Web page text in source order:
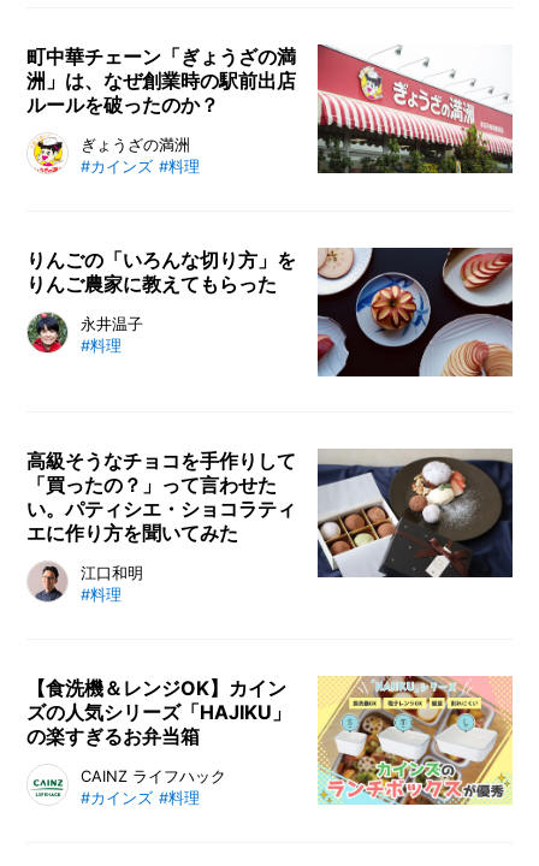
ただきました。焼肉店で食べる焼肉
は格別です。家庭でもそれに匹敵す
るような美味しい焼肉を焼くことが
できたら、うれしいですよね。さら
に、締めに食べたい「ガーリックラ
町中華チェーン「ぎょうざの満
洲」は、なぜ創業時の駅前出店
ルールを破ったのか？
テイクアウト餃子や玄米をミックス
したチャーハンが大人気、埼玉発の
にある本庄早稲田駅前店は、実は長
い歴史の中でも、“分岐点”となった
スゴい店だった…？
ぎょうざの満洲
#カインズ #料理
りんごの「いろんな切り方」を
りんご農家に教えてもらった
「くし形切り」「うさぎの飾り切
り」などの一般的なものから「薄切
説。大量のりんごを使った簡単レシ
ピや保存方法なども紹介します。
永井温子
#料理
高級そうなチョコを手作りして
「買ったの？」って言わせた
い。パティシエ・ショコラティ
エに作り方を聞いてみた
手作りチョコレートを作ってみませ
んか？簡単なのに高級に見えるチョ
フに教えてもらいました。トリュ
フ、ガトーショコラを手作りする時
のプロならではのコツ、さらにバレ
ンタインにチョコレートをプレゼン
トする際の高級感のあるラッピング
江口和明
#料理
【食洗機＆レンジOK】カイン
ズの人気シリーズ「HAJIKU」
の楽すぎるお弁当箱
カインズ「HAJIKU」シリーズのお
弁当箱は、食洗機や電子レンジも使
CAINZ ライフハック
#カインズ #料理